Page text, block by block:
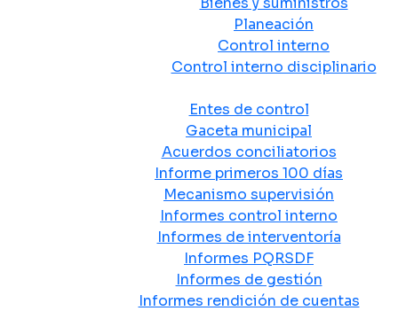
Planeación
Control interno
Control interno disciplinario
Entes de control
Gaceta municipal
Acuerdos conciliatorios
Informe primeros 100 días
Mecanismo supervisión
Informes control interno
Informes de interventoría
Informes PQRSDF
Informes de gestión
Informes rendición de cuentas